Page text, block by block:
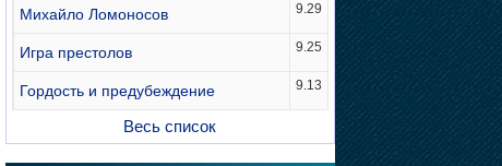
Михайло Ломоносов 9.29
Игра престолов 9.25
Гордость и предубеждение 9.13
Весь список